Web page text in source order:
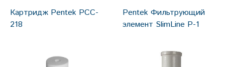
Картридж Pentek РCC-
218
Pentek Фильтрующий
элемент SlimLine P-1